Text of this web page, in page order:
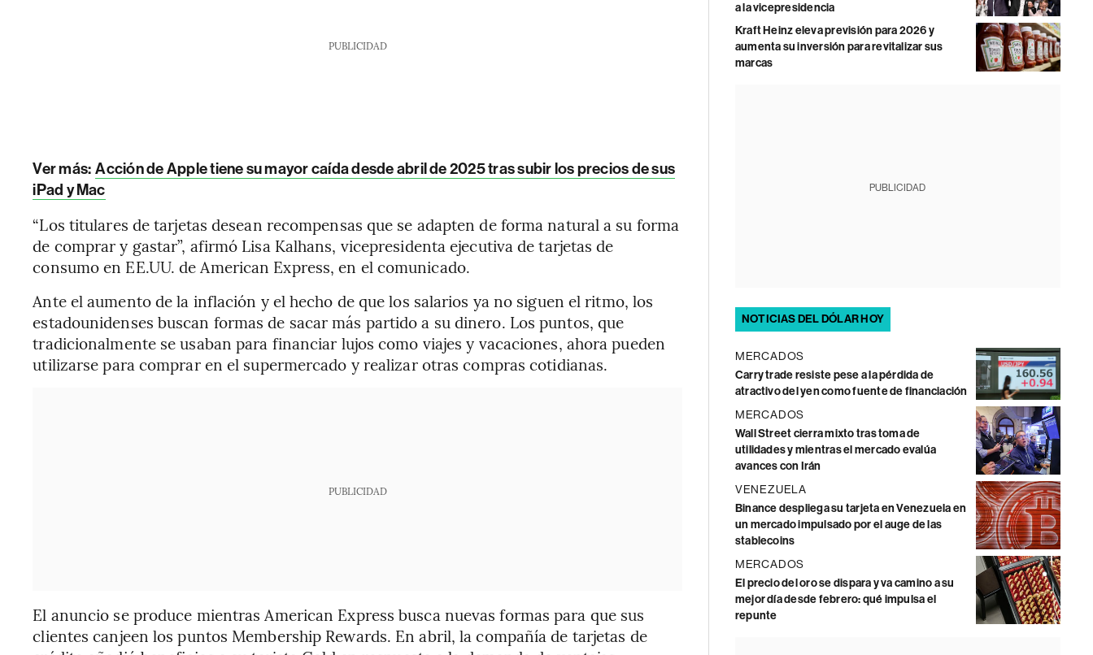
PUBLICIDAD
Ver más: Acción de Apple tiene su mayor caída desde abril de 2025 tras subir los precios de sus
iPad y Mac
“Los titulares de tarjetas desean recompensas que se adapten de forma natural a su forma
de comprar y gastar”, afirmó Lisa Kalhans, vicepresidenta ejecutiva de tarjetas de
consumo en EE.UU. de American Express, en el comunicado.
Ante el aumento de la inflación y el hecho de que los salarios ya no siguen el ritmo, los
estadounidenses buscan formas de sacar más partido a su dinero. Los puntos, que
tradicionalmente se usaban para financiar lujos como viajes y vacaciones, ahora pueden
utilizarse para comprar en el supermercado y realizar otras compras cotidianas.
PUBLICIDAD
El anuncio se produce mientras American Express busca nuevas formas para que sus
clientes canjeen los puntos Membership Rewards. En abril, la compañía de tarjetas de
a la vicepresidencia
Kraft Heinz eleva previsión para 2026 y
aumenta su inversión para revitalizar sus
marcas
PUBLICIDAD
NOTICIAS DEL DÓLAR HOY
MERCADOS
Carry trade resiste pese a la pérdida de
atractivo del yen como fuente de financiación
MERCADOS
Wall Street cierra mixto tras toma de
utilidades y mientras el mercado evalúa
avances con Irán
VENEZUELA
Binance despliega su tarjeta en Venezuela en
un mercado impulsado por el auge de las
stablecoins
MERCADOS
El precio del oro se dispara y va camino a su
mejor día desde febrero: qué impulsa el
repunte